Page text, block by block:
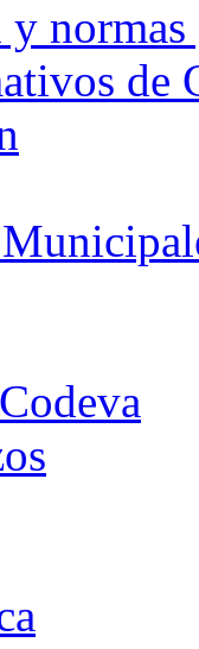
normas
de